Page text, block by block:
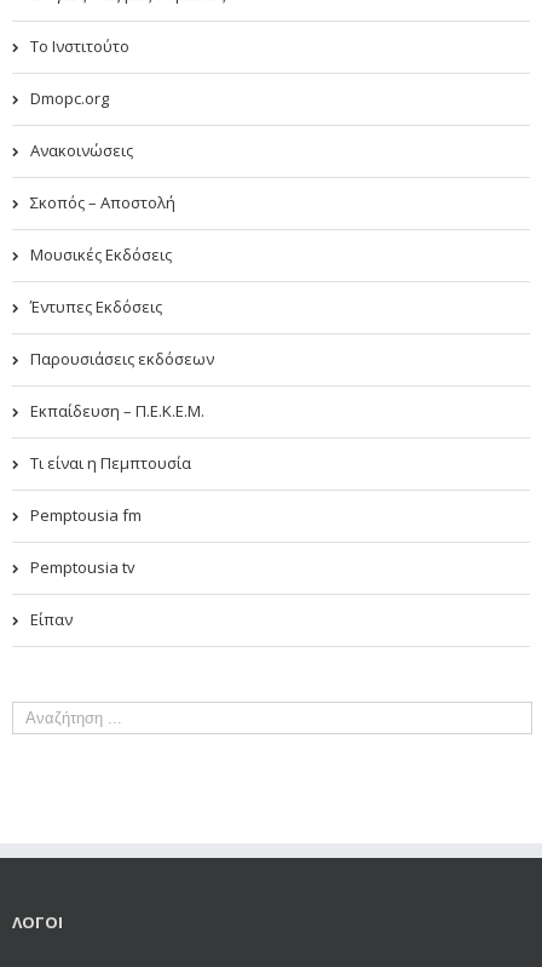
Το Ινστιτούτο
Dmopc.org
Ανακοινώσεις
Σκοπός – Αποστολή
Μουσικές Εκδόσεις
Έντυπες Εκδόσεις
Παρουσιάσεις εκδόσεων
Εκπαίδευση – Π.Ε.Κ.Ε.Μ.
Τι είναι η Πεμπτουσία
Pemptousia fm
Pemptousia tv
Είπαν
ΛΟΓΟΙ